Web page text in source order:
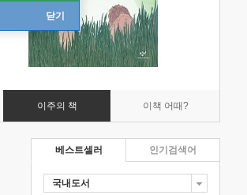
닫기
이주의 책 이책 어때?
베스트셀러
국내도서
인기검색어